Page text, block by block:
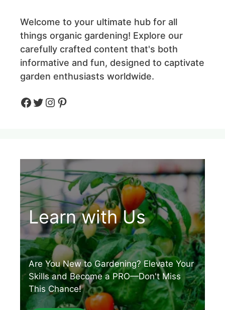
Welcome to your ultimate hub for all
things organic gardening! Explore our
carefully crafted content that's both
informative and fun, designed to captivate
garden enthusiasts worldwide.
Facebook
Twitter
Instagram
Pinteres
Learn with Us
Are You New to Gardening? Elevate Your
Skills and Become a PRO—Don't Miss
This Chance!